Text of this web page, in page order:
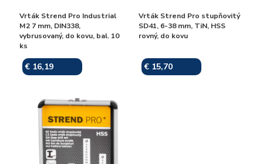
Vrták Strend Pro Industrial
M2 7 mm, DIN338,
vybrusovaný, do kovu, bal. 10
ks
€ 16,19
Vrták Strend Pro stupňovitý
SD41, 6-38 mm, TiN, HSS
rovný, do kovu
€ 15,70